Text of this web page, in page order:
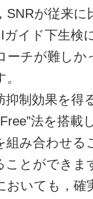
SNRが従来
イド下生検
ーチが難しか
抑制効果を得
法を搭載
組み合わせる
ことができま
おいても，確